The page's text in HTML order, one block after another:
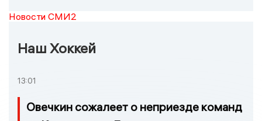
Новости СМИ2
Наш Хоккей
13:01
Овечкин сожалеет о неприезде команд